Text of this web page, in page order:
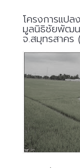
โครงการแป
มูลนิธิชัยพัฒน
จ.สมุทรสาค